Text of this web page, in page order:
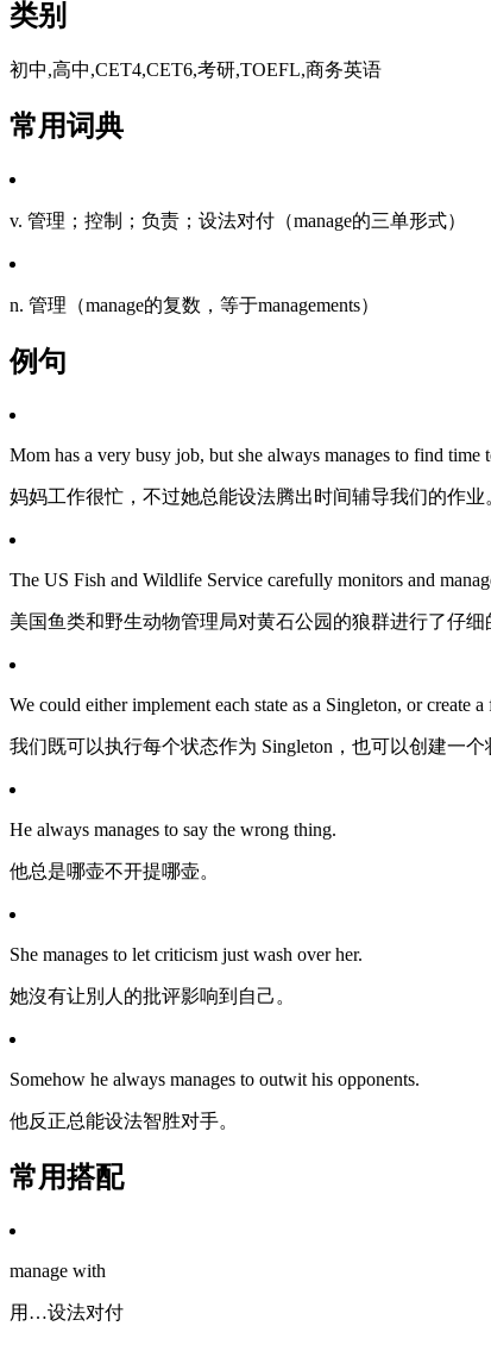
类别
初中,高中,CET4,CET6,考研,TOEFL,商务英语
常用词典
v. 管理；控制；负责；设法对付（manage的三单形式）
n. 管理（manage的复数，等于managements）
例句
Mom has a very busy job, but she always manages to find
妈妈工作很忙，不过她总能设法腾出时间辅导我们的作业
The US Fish and Wildlife Service carefully monitors and
美国鱼类和野生动物管理局对黄石公园的狼群进行了仔细
We could either implement each state as a Singleton, or create
我们既可以执行每个状态作为 Singleton，也可以创建一个
He always manages to say the wrong thing.
他总是哪壶不开提哪壶。
She manages to let criticism just wash over her.
她沒有让別人的批评影响到自己。
Somehow he always manages to outwit his opponents.
他反正总能设法智胜对手。
常用搭配
manage with
用…设法对付